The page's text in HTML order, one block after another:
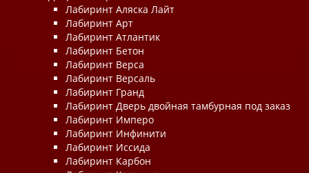
Лабиринт Аляска Лайт
Лабиринт Арт
Лабиринт Атлантик
Лабиринт Бетон
Лабиринт Верса
Лабиринт Версаль
Лабиринт Гранд
Лабиринт Дверь двойная тамбурная под заказ
Лабиринт Имперо
Лабиринт Инфинити
Лабиринт Иссида
Лабиринт Карбон